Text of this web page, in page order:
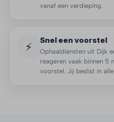
vanaf een verdieping.
⚡ Snel een voorstel
Ophaaldiensten uit Dijk
reageren vaak binnen 5
voorstel. Jij beslist in